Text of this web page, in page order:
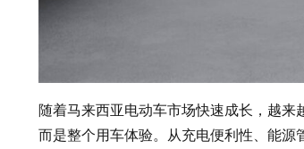
随着马来西亚电动车市场快速成长，越来
而是整个用车体验。从充电便利性、能